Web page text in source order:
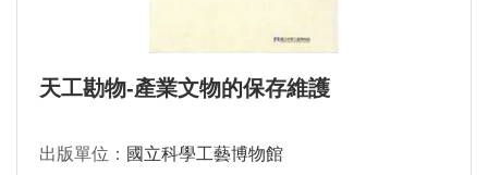
天工勘物-產業文物的保存維護
出版單位： 國立科學工藝博物館